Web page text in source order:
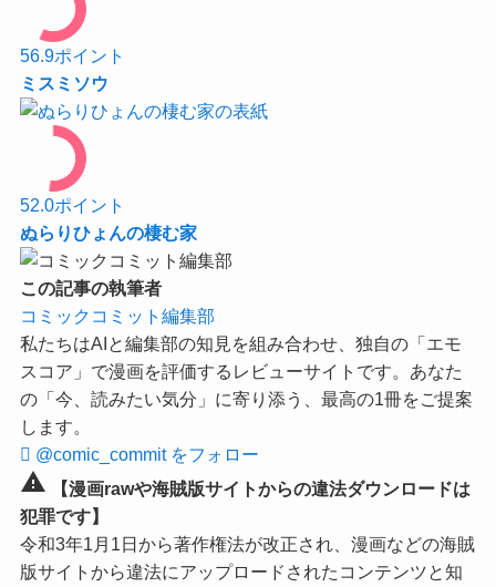
56.9ポイント
ミスミソウ
52.0ポイント
ぬらりひょんの棲む家
この記事の執筆者
コミックコミット編集部
私たちはAIと編集部の知見を組み合わせ、独自の「エモ
スコア」で漫画を評価するレビューサイトです。あなた
の「今、読みたい気分」に寄り添う、最高の1冊をご提案
します。
@comic_commit をフォロー
warning
【漫画rawや海賊版サイトからの違法ダウンロードは
犯罪です】
令和3年1月1日から著作権法が改正され、漫画などの海賊
版サイトから違法にアップロードされたコンテンツと知